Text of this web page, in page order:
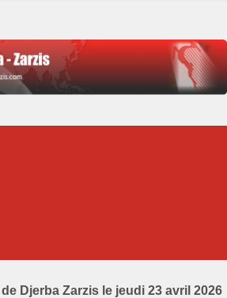
Djerba Zarzis le jeudi 23 avril 2026